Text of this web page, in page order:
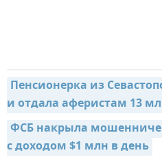
Пенсионерка из
и отдала аферистам 13
ФСБ накрыла
с доходом $1 млн в день